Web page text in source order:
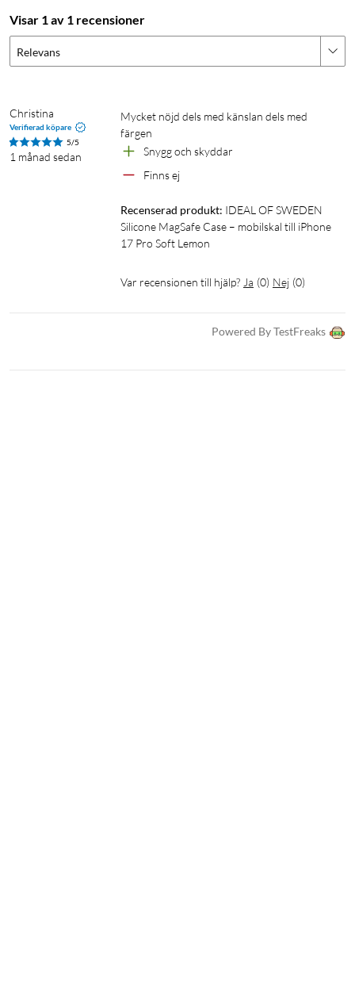
1 × Silicone Case MagSafe
Visar 1 av 1 recensioner
Relevans
Christina
Verifierad köpare
5/5
1 månad sedan
Mycket nöjd dels med känslan dels med
färgen
Snygg och skyddar
Finns ej
Recenserad produkt: IDEAL OF SWEDEN
Silicone MagSafe Case – mobilskal till iPhone
17 Pro Soft Lemon
Var recensionen till hjälp? Ja (0) Nej (0)
Powered By TestFreaks